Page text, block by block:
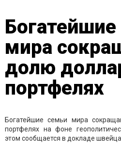
мира
долю
портфелях
Богатейшие семьи мира
портфелях на фоне
этом сообщается в докладе